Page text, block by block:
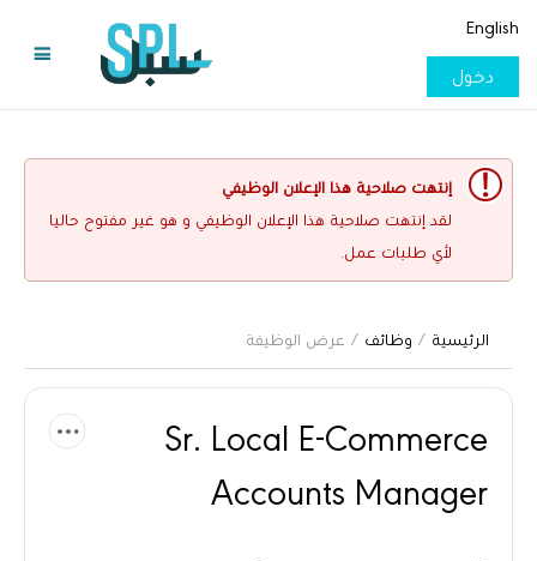
English
دخول
إنتهت صلاحية هذا الإعلان الوظيفي
لقد إنتهت صلاحية هذا الإعلان الوظيفي و هو غير مفتوح حاليا
لأي طلبات عمل.
الرئيسية / وظائف / عرض الوظيفة
Sr. Local E-Commerce
Accounts Manager